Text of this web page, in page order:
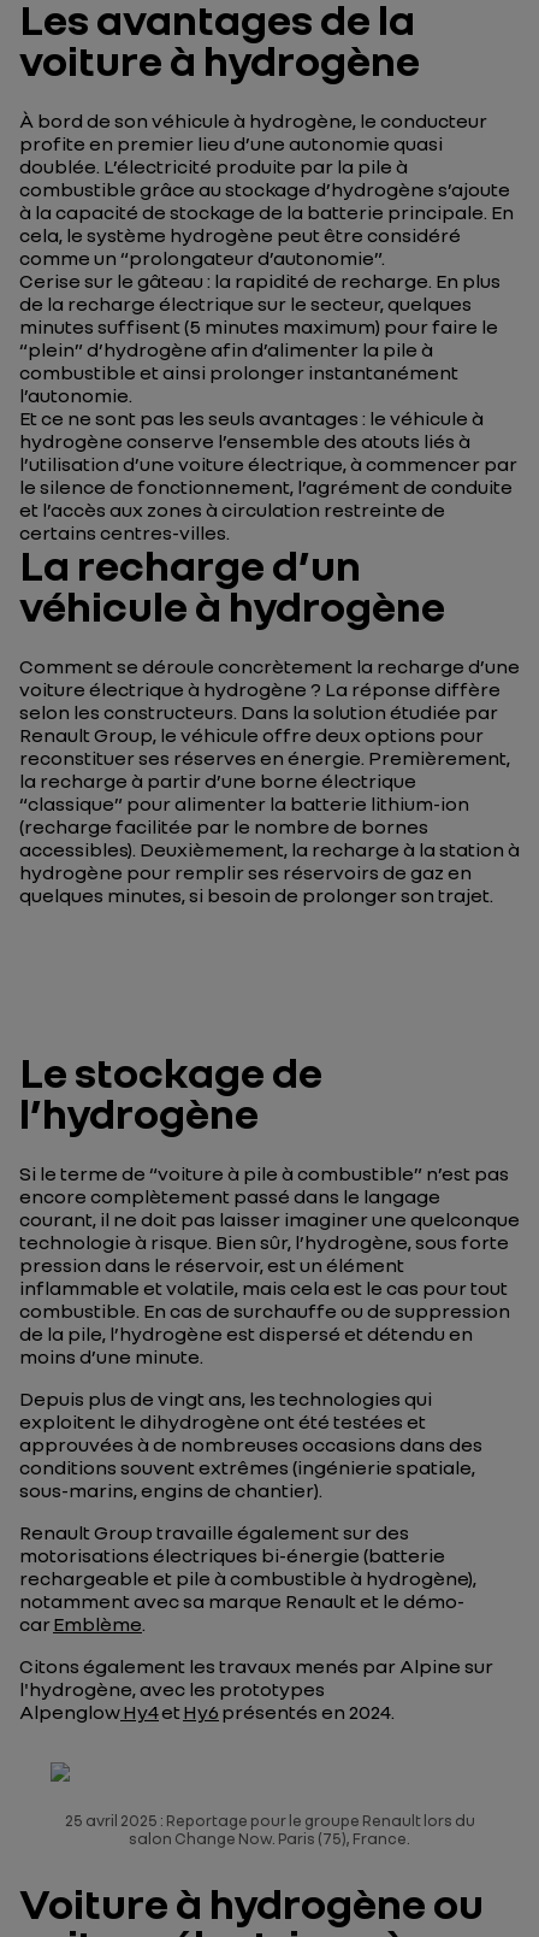
Les avantages de la
voiture à hydrogène
À bord de son véhicule à hydrogène, le conducteur
profite en premier lieu d’une autonomie quasi
doublée. L’électricité produite par la pile à
combustible grâce au stockage d’hydrogène s’ajoute
à la capacité de stockage de la batterie principale. En
cela, le système hydrogène peut être considéré
comme un “prolongateur d’autonomie”.
Cerise sur le gâteau : la rapidité de recharge. En plus
de la recharge électrique sur le secteur, quelques
minutes suffisent (5 minutes maximum) pour faire le
“plein” d’hydrogène afin d’alimenter la pile à
combustible et ainsi prolonger instantanément
l’autonomie.
Et ce ne sont pas les seuls avantages : le véhicule à
hydrogène conserve l’ensemble des atouts liés à
l’utilisation d’une voiture électrique, à commencer par
le silence de fonctionnement, l’agrément de conduite
et l’accès aux zones à circulation restreinte de
certains centres-villes.
La recharge d’un
véhicule à hydrogène
Comment se déroule concrètement la recharge d’une
voiture électrique à hydrogène ? La réponse diffère
selon les constructeurs. Dans la solution étudiée par
Renault Group, le véhicule offre deux options pour
reconstituer ses réserves en énergie. Premièrement,
la recharge à partir d’une borne électrique
“classique” pour alimenter la batterie lithium-ion
(recharge facilitée par le nombre de bornes
accessibles). Deuxièmement, la recharge à la station à
hydrogène pour remplir ses réservoirs de gaz en
quelques minutes, si besoin de prolonger son trajet.
Le stockage de
l’hydrogène
Si le terme de “voiture à pile à combustible” n’est pas
encore complètement passé dans le langage
courant, il ne doit pas laisser imaginer une quelconque
technologie à risque. Bien sûr, l’hydrogène, sous forte
pression dans le réservoir, est un élément
inflammable et volatile, mais cela est le cas pour tout
combustible. En cas de surchauffe ou de suppression
de la pile, l’hydrogène est dispersé et détendu en
moins d’une minute.
Depuis plus de vingt ans, les technologies qui
exploitent le dihydrogène ont été testées et
approuvées à de nombreuses occasions dans des
conditions souvent extrêmes (ingénierie spatiale,
sous-marins, engins de chantier).
Renault Group travaille également sur des
motorisations électriques bi-énergie (batterie
rechargeable et pile à combustible à hydrogène),
notamment avec sa marque Renault et le démo-
carEmblème.
Citons également les travaux menés par Alpine sur
l'hydrogène, avec les prototypes
AlpenglowHy4etHy6 présentés en 2024.
25 avril 2025 : Reportage pour le groupe Renault lors du
salon Change Now. Paris (75), France.
Voiture à hydrogène ou